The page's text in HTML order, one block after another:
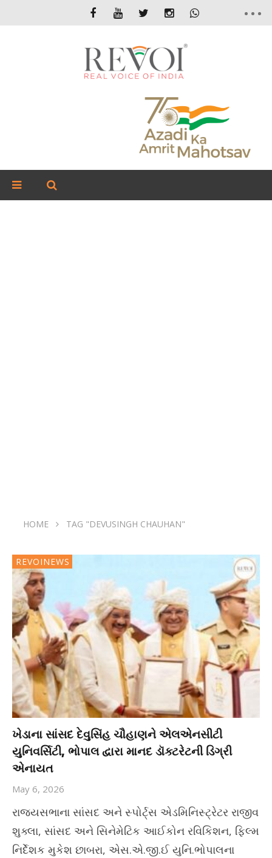
HOME TAG "DEVUSINGH CHAUHAN"
REVOINEWS
ખેડાના સાંસદ દેવુસિંહ ચૌહાણને એલએનસીટી
યુનિવર્સિટી, ભોપાલ દ્વારા માનદ ડૉક્ટરેટની ડિગ્રી
એનાયત
May 6, 2026
રાજ્યસભાના સાંસદ અને સ્પોર્ટ્સ એડમિનિસ્ટ્રેટર રાજીવ
શુક્લા, સાંસદ અને સિનેમેટિક આઈકોન રવિકિશન, ફિલ્મ
નિર્દેશક મુકેશ છાબરા, એસ.એ.જી.ઈ યુનિ.ભોપાલના